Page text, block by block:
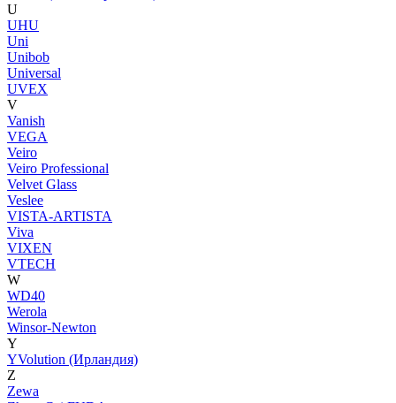
U
UHU
Uni
Unibob
Universal
UVEX
V
Vanish
VEGA
Veiro
Veiro Professional
Velvet Glass
Veslee
VISTA-ARTISTA
Viva
VIXEN
VTECH
W
WD40
Werola
Winsor-Newton
Y
YVolution (Ирландия)
Z
Zewa